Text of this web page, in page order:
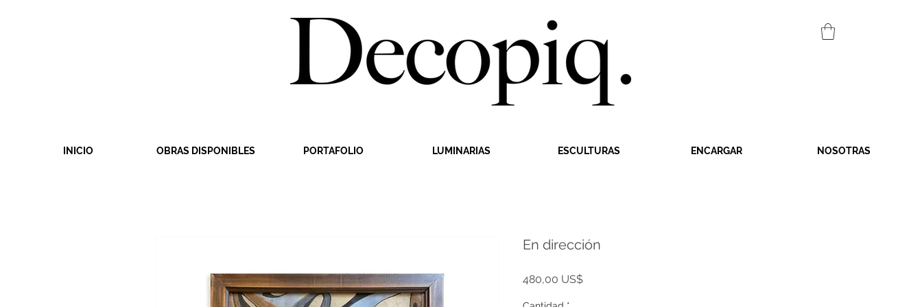
INICIO OBRAS DISPONIBLES PORTAFOLIO LUMINARIAS ESCULTURAS ENCARGAR NOSOTRAS
En dirección
480,00 US$Precio